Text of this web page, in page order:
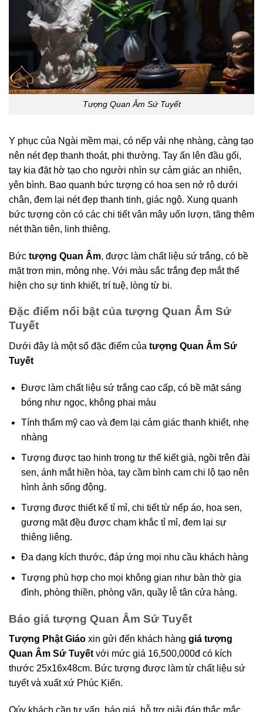
Tượng Quan Âm Sứ Tuyết
Y phục của Ngài mềm mại, có nếp vải nhẹ nhàng, càng tạo
nên nét đẹp thanh thoát, phi thường. Tay ấn lên đầu gối,
tay kia đặt hờ tạo cho người nhìn sự cảm giác an nhiên,
yên bình. Bao quanh bức tượng có hoa sen nở rộ dưới
chân, đem lại nét đẹp thanh tinh, giác ngộ. Xung quanh
bức tượng còn có các chi tiết vân mây uốn lượn, tăng thêm
nét thần tiên, linh thiêng.
Bức tượng Quan Âm, được làm chất liệu sứ trắng, có bề
mặt trơn mịn, mỏng nhẹ. Với màu sắc trắng đẹp mắt thể
hiện cho sự tinh khiết, trí tuệ, lòng từ bi.
Đặc điểm nổi bật của tượng Quan Âm Sứ
Tuyết
Dưới đây là một số đặc điểm của tượng Quan Âm Sứ
Tuyết
Được làm chất liệu sứ trắng cao cấp, có bề mặt sáng
bóng như ngọc, không phai màu
Tính thẩm mỹ cao và đem lại cảm giác thanh khiết, nhẹ
nhàng
Tượng được tạo hinh trong tư thế kiết già, ngồi trên đài
sen, ánh mắt hiền hòa, tay cầm bình cam chi lộ tạo nên
hình ảnh sống động.
Tượng được thiết kế tỉ mỉ, chi tiết từ nếp áo, hoa sen,
gương mặt đều được chạm khắc tỉ mỉ, đem lại sự
thiêng liêng.
Đa dạng kích thước, đáp ứng mọi nhu cầu khách hàng
Tượng phù hợp cho mọi không gian như bàn thờ gia
đình, phòng thiền, phòng văn, quầy lễ tân cửa hàng.
Báo giá tượng Quan Âm Sứ Tuyết
Tượng Phật Giáo xin gửi đến khách hàng giá tượng
Quan Âm Sứ Tuyết với mức giá 16,500,000đ có kích
thước 25x16x48cm. Bức tượng được làm từ chất liệu sứ
tuyết và xuất xứ Phúc Kiến.
Qúy khách cần tư vấn, báo giá, hỗ trợ giải đáp thắc mắc